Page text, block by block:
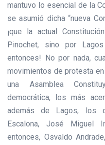
mantuvo lo esencial de la
se asumió dicha “nueva
¡que la actual
Pinochet, sino por
entonces! No por nada,
movimientos de protesta
una Asamblea
democrática, los más
además de Lagos, los
Escalona, José Miguel
entonces, Osvaldo